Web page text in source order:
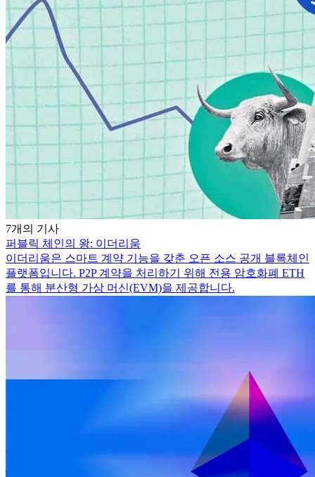
7개의 기사
퍼블릭 체인의 왕: 이더리움
이더리움은 스마트 계약 기능을 갖춘 오픈 소스 공개 블록체인
플랫폼입니다. P2P 계약을 처리하기 위해 전용 암호화폐 ETH
를 통해 분산형 가상 머신(EVM)을 제공합니다.